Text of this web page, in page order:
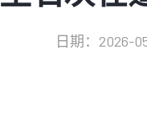
日期：2026-